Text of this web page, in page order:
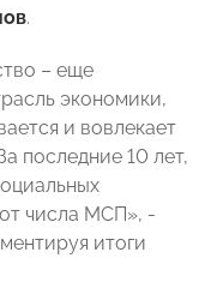
.
– еще
экономики,
и вовлекает
последние 10 лет,
числа МСП», -
итоги